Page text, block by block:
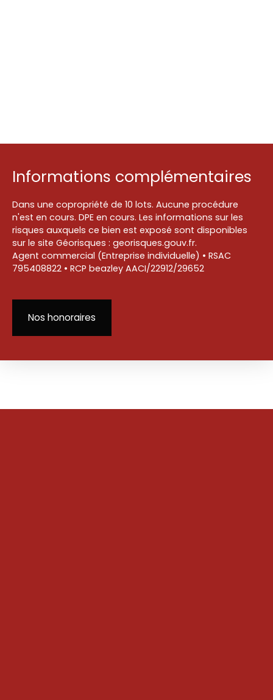
Informations complémentaires
Dans une copropriété de 10 lots. Aucune procédure
n'est en cours. DPE en cours. Les informations sur les
risques auxquels ce bien est exposé sont disponibles
sur le site Géorisques : georisques.gouv.fr.
Agent commercial (Entreprise individuelle) • RSAC
795408822 • RCP beazley AACI/22912/29652
Nos honoraires